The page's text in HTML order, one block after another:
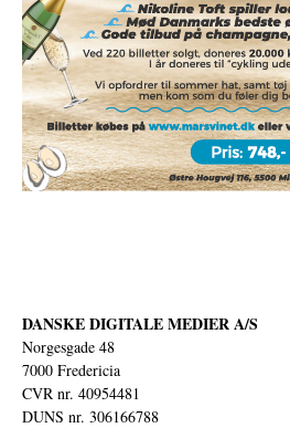
DANSKE DIGITALE MEDIER A/S
Norgesgade 48
7000 Fredericia
CVR nr. 40954481
DUNS nr. 306166788